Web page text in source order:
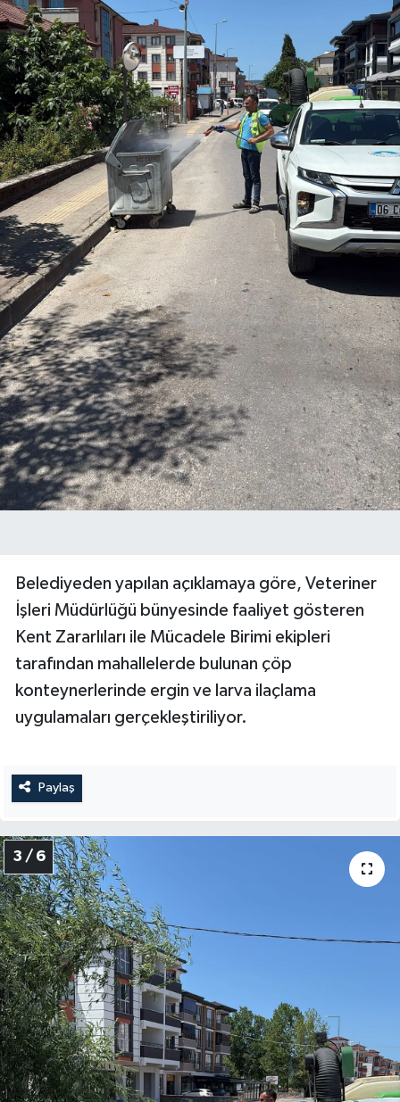
Belediyeden yapılan açıklamaya göre, Veteriner
İşleri Müdürlüğü bünyesinde faaliyet gösteren
Kent Zararlıları ile Mücadele Birimi ekipleri
tarafından mahallelerde bulunan çöp
konteynerlerinde ergin ve larva ilaçlama
uygulamaları gerçekleştiriliyor.
Paylaş
3 / 6